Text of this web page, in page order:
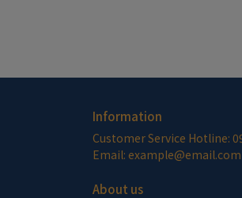
Information
Customer Service Hotline:
Email: example@email.com
About us